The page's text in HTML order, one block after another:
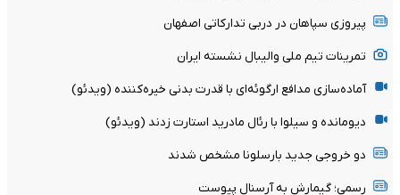
پیروزی سپاهان در دربی تدارکاتی اصفهان
تمرینات تیم ملی والیبال نشسته ایران
آماده‌سازی مدافع ارگوئه‌ای با قدرت بدنی خیره‌کننده (ویدئو)
دیومانده و سیلوا با رئال مادرید استارت زدند (ویدئو)
دو خروجی جدید بارسلونا مشخص شدند
رسمی؛ گیمارش به آرسنال پیوست